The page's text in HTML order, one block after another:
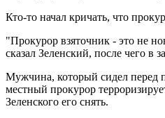
Кто-то начал кричать, что
"Прокурор взяточник - это не
сказал Зеленский, после чего в
Мужчина, который сидел перед
местный прокурор
Зеленского его снять.